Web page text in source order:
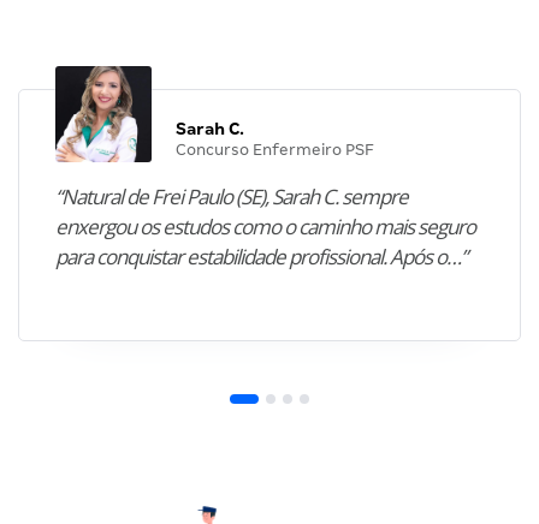
Sarah C.
Concurso Enfermeiro PSF
“Natural de Frei Paulo (SE), Sarah C. sempre
enxergou os estudos como o caminho mais seguro
para conquistar estabilidade profissional. Após o…”